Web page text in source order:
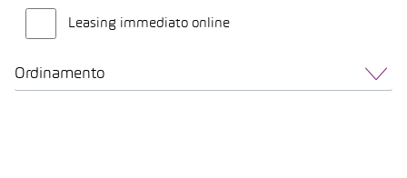
Leasing immediato online
Ordinamento